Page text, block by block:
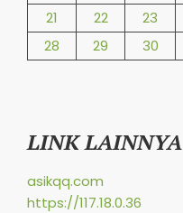
21
22 23
28
29 30
LINK LAINNYA
asikqq.com
https://117.18.0.36